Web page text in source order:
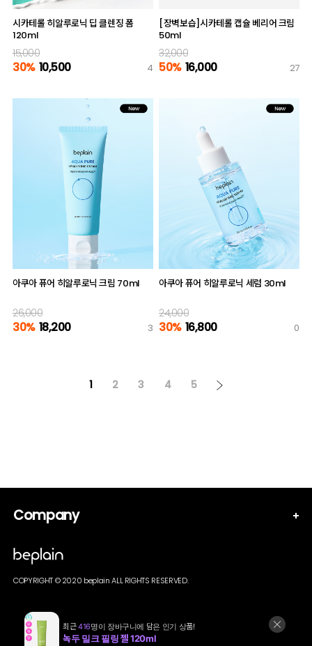
시카테롤 히알루로닉 딥 클렌징 폼
120ml
15,000
30% 10,500 4
[장벽보습]시카테롤 캡슐 베리어 크림
50ml
32,000
50% 16,000 27
아쿠아 퓨어 히알루로닉 크림 70ml
26,000
30% 18,200 3
아쿠아 퓨어 히알루로닉 세럼 30ml
24,000
30% 16,800 0
1 2 3 4 5
Company
COPYRIGHT © 2020 beplain ALL RIGHTS RESERVED.